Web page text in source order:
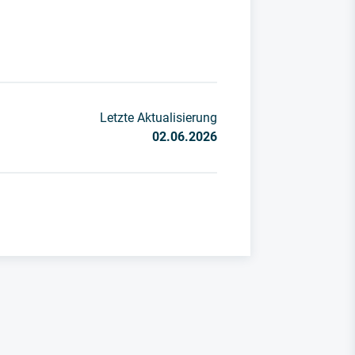
Letzte Aktualisierung
02.06.2026